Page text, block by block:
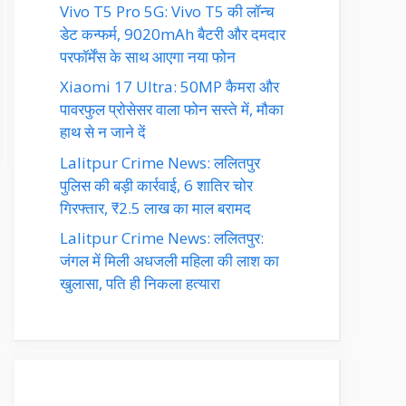
Vivo T5 Pro 5G: Vivo T5 की लॉन्च
डेट कन्फर्म, 9020mAh बैटरी और दमदार
परफॉर्मेंस के साथ आएगा नया फोन
Xiaomi 17 Ultra: 50MP कैमरा और
पावरफुल प्रोसेसर वाला फोन सस्ते में, मौका
हाथ से न जाने दें
Lalitpur Crime News: ललितपुर
पुलिस की बड़ी कार्रवाई, 6 शातिर चोर
गिरफ्तार, ₹2.5 लाख का माल बरामद
Lalitpur Crime News: ललितपुर:
जंगल में मिली अधजली महिला की लाश का
खुलासा, पति ही निकला हत्यारा